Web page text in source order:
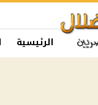
الرئيسية